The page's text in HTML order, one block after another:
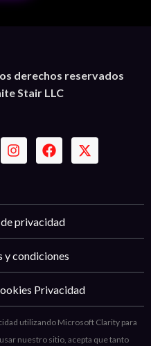
derechos reservados
Stair LLC
privacidad
y condiciones
Privacidad
utilizando Microsoft Clarity para
nuestro sitio, acepta que tanto